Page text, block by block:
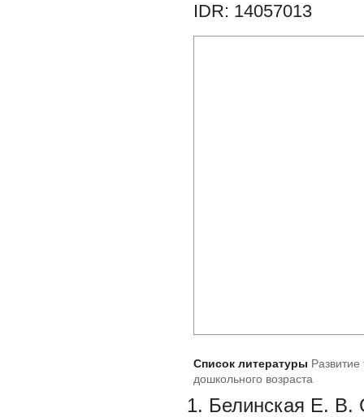
IDR: 14057013
Список литературы Развитие
дошкольного возраста
Белинская Е. В.